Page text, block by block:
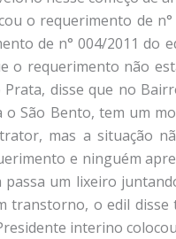
o requerimento de
de n° 004/2011 do
o requerimento não
disse que no
São Bento, tem um
mas a situação
e ninguém
um lixeiro
transtorno, o edil disse
interino